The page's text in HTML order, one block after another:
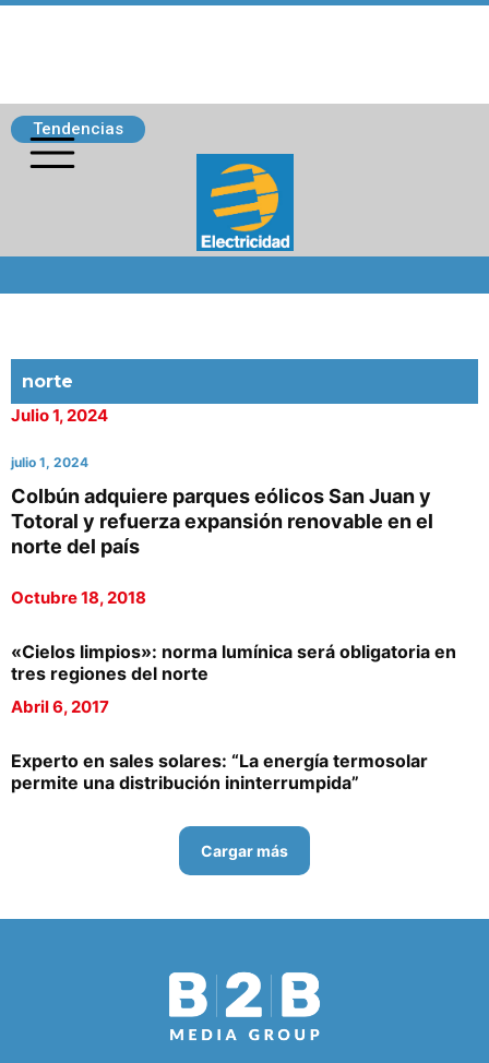
Tendencias
norte
Julio 1, 2024
julio 1, 2024
Colbún adquiere parques eólicos San Juan y
Totoral y refuerza expansión renovable en el
norte del país
Octubre 18, 2018
«Cielos limpios»: norma lumínica será obligatoria en
tres regiones del norte
Abril 6, 2017
Experto en sales solares: “La energía termosolar
permite una distribución ininterrumpida”
Cargar más